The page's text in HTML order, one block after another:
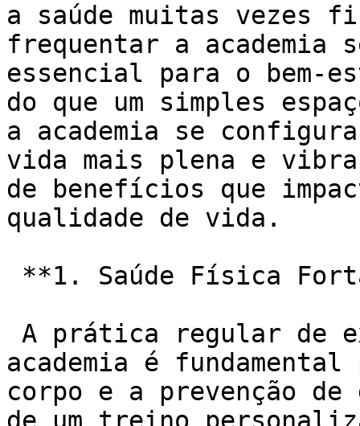
a saúde muitas vezes
frequentar a academia
essencial para o bem-
do que um simples
a academia se
vida mais plena e
de benefícios que
qualidade de vida.
academia é
corpo e a prevenção